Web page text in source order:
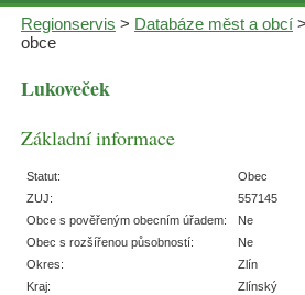
Regionservis > Databáze měst a obcí
obce
Lukoveček
Základní informace
Statut:
Obec
ZUJ:
557145
Obce s pověřeným obecním úřadem:
Ne
Obec s rozšířenou působností:
Ne
Okres:
Zlín
Kraj:
Zlínský